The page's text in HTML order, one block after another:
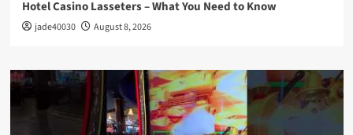
Hotel Casino Lasseters – What You Need to Know
jade40030 August 8, 2026